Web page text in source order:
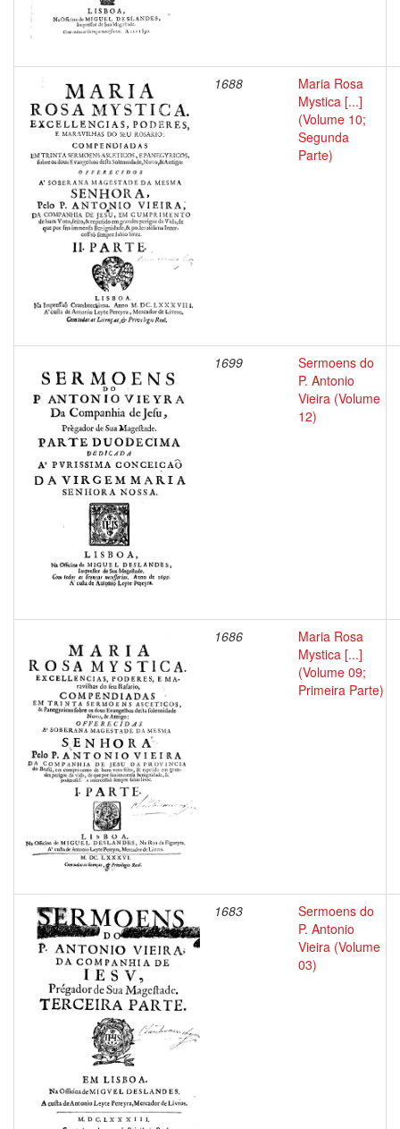
1688
Maria Rosa
Mystica [...]
(Volume 10;
Segunda
Parte)
1699
Sermoens do
P. Antonio
Vieira (Volume
12)
1686
Maria Rosa
Mystica [...]
(Volume 09;
Primeira Parte)
1683
Sermoens do
P. Antonio
Vieira (Volume
03)